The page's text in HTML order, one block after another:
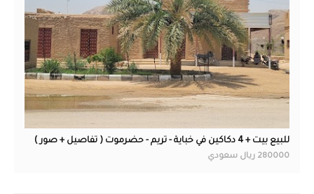
عقارات
للبيع بيت + 4 دكاكين في خباية - تريم - حضرموت ( تفاصيل + صور )
280000 ريال سعودي